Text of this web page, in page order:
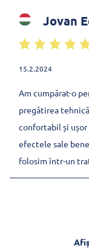
Jovan
15.2.2024
Am cumpărat-o
pregătirea
confortabil și
efectele sale
folosim într-un